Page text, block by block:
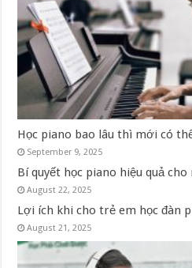
Học piano bao lâu thì mới có
September 9, 2025
Bí quyết học piano hiệu quả
August 22, 2025
Lợi ích khi cho trẻ em học đàn
August 21, 2025